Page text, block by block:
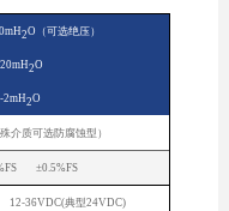
2O（可选绝压）
2O
2O
介质可选防腐蚀型）
±0.5%FS
12-36VDC(典型24VDC)